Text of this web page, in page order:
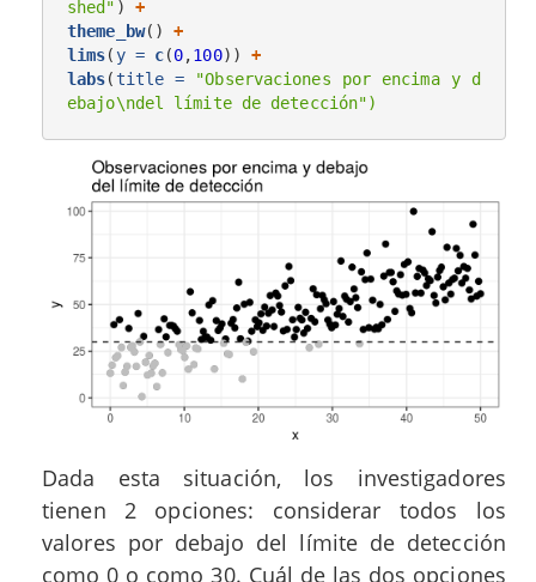
shed" ) +
theme_bw() +
lims( y = c(0,100)) +
labs(title =
"Observaciones por encima y d
ebajo\ndel límite de detección")
Dada esta situación, los investigadores
tienen 2 opciones: considerar todos los
valores por debajo del límite de detección
como 0 o como 30. Cuál de las dos opciones